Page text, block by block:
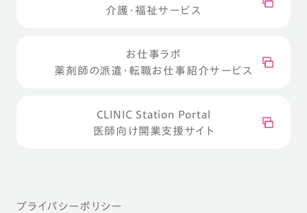
介護・福祉サービス
お仕事ラボ
薬剤師の派遣・転職お仕事紹介サービス
CLINIC Station Portal
医師向け開業支援サイト
プライバシーポリシー